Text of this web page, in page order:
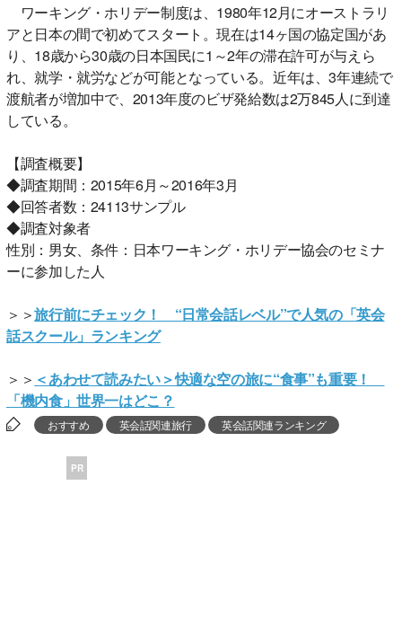
ワーキング・ホリデー制度は、1980年12月にオーストラリ
アと日本の間で初めてスタート。現在は14ヶ国の協定国があ
り、18歳から30歳の日本国民に1～2年の滞在許可が与えら
れ、就学・就労などが可能となっている。近年は、3年連続で
渡航者が増加中で、2013年度のビザ発給数は2万845人に到達
している。
【調査概要】
◆調査期間：2015年6月～2016年3月
◆回答者数：24113サンプル
◆調査対象者
性別：男女、条件：日本ワーキング・ホリデー協会のセミナ
ーに参加した人
＞＞旅行前にチェック！ “日常会話レベル”で人気の「英会
話スクール」ランキング
＞＞ ＜あわせて読みたい＞快適な空の旅に“食事”も重要！
「機内食」世界一はどこ？
おすすめ 英会話関連旅行 英会話関連ランキング
PR